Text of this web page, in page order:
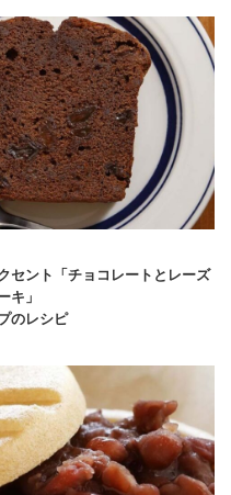
セント「チョコレートとレーズ
キ」
のレシピ